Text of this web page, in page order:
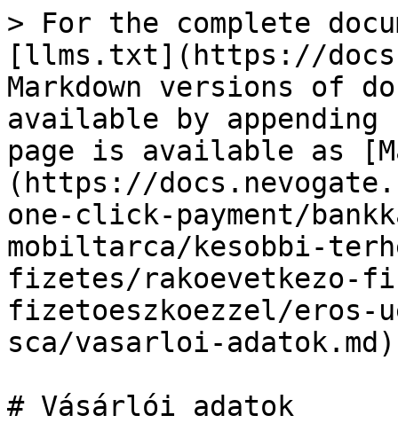
> For the complete
[llms.txt](https://
Markdown versions of
available by
page is available as
(https://
one-click-payment/
mobiltarca/kesobbi-
fizetes/
fizetoeszkoezzel/
sca/vasarloi-
# Vásárlói adatok